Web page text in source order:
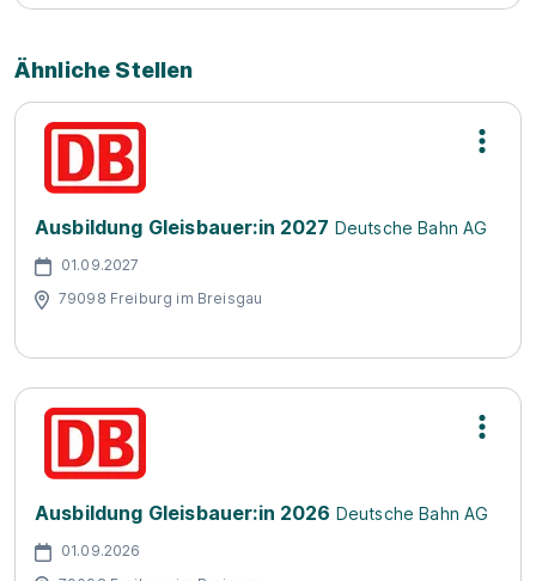
Ähnliche Stellen
Ausbildung Gleisbauer:in 2027 Deutsche Bahn AG
01.09.2027
79098 Freiburg im Breisgau
Ausbildung Gleisbauer:in 2026 Deutsche Bahn AG
01.09.2026